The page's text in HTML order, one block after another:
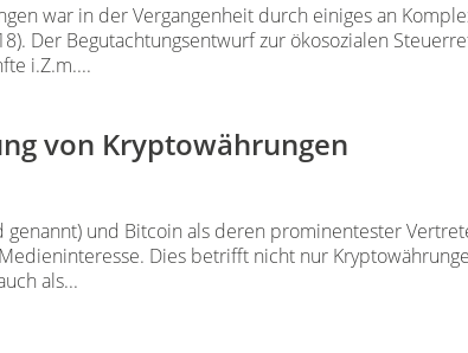
war in der Vergangenheit durch einiges an
Der Begutachtungsentwurf zur ökosozialen
i.Z.m....
von Kryptowährungen
genannt) und Bitcoin als deren prominentester
Dies betrifft nicht nur
als...